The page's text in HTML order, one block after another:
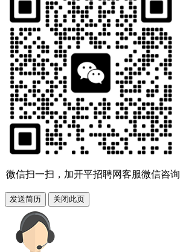
微信扫一扫，加开平招聘网客服微信咨询